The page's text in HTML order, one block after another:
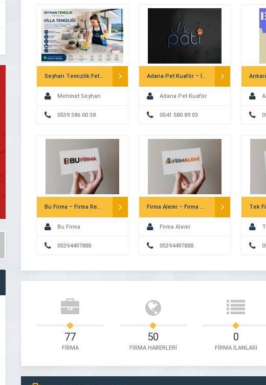
Seyhan Temizlik Fethiye – Villa Temizliği
Mehmet Seyhan
0539 386 00 38
Adana Pet Kuaför – İlk Pati
Adana Pet Kuaför
0541 580 89 03
Bu Firma – Firma Rehberi
Bu Firma
05394497888
Firma Alemi – Firma Rehberi
Firma Alemi
05394497888
77
FİRMA
50
FİRMA HABERLERİ
0
FİRMA İLANLARI